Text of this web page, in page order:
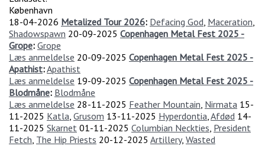
København
18-04-2026 Metalized Tour 2026: Defacing God Maceration
Shadowspawn 20-09-2025 Copenhagen Metal Fest 2025 -
Grope: Grope
Læs anmeldelse 20-09-2025 Copenhagen Metal Fest 2025 -
Apathist:Apathist
Læs anmeldelse 19-09-2025 Copenhagen Metal Fest 2025 -
Blodmåne: Blodmåne
Læs anmeldelse 28-11-2025 Feather Mountain Nirmata 15-
11-2025 Katla Grusom 13-11-2025 Hyperdontia Afdød 14-
11-2025 Skarnet 01-11-2025 Columbian Neckties President
Fetch The Hip Priests 20-12-2025 Artillery, Wasted